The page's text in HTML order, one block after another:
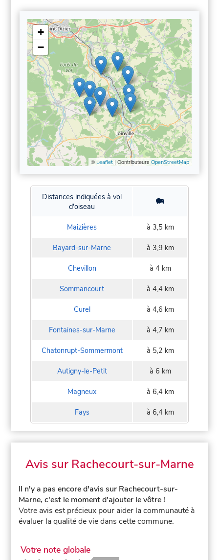
+
−
© Leaflet| Contributeurs OpenStreetMap
Distances indiquées à vol
d'oiseau
Maizières à 3,5 km
Bayard-sur-Marne à 3,9 km
Chevillon à 4 km
Sommancourt à 4,4 km
Curel à 4,6 km
Fontaines-sur-Marne à 4,7 km
Chatonrupt-Sommermont à 5,2 km
Autigny-le-Petit à 6 km
Magneux à 6,4 km
Fays à 6,4 km
Avis sur Rachecourt-sur-Marne
Il n'y a pas encore d'avis sur Rachecourt-sur-
Marne, c'est le moment d'ajouter le vôtre !
Votre avis est précieux pour aider la communauté à
évaluer la qualité de vie dans cette commune.
Votre note globale